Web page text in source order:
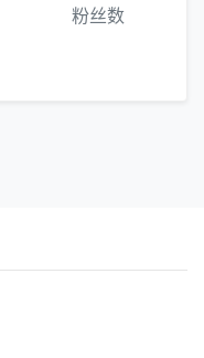
粉丝数